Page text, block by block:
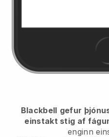
Blackbell gefur
einstakt stig af
enginn